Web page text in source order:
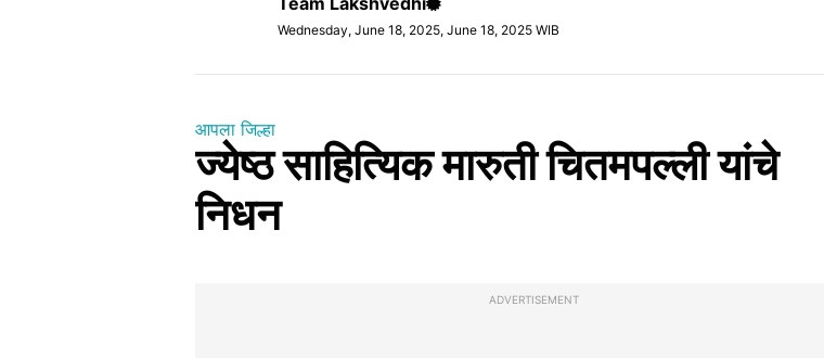
Wednesday, June 18, 2025, June 18, 2025 WIB
आपला जिल्हा
ज्येष्ठ साहित्यिक मारुती चितमपल्ली यांचे
निधन
ADVERTISEMENT